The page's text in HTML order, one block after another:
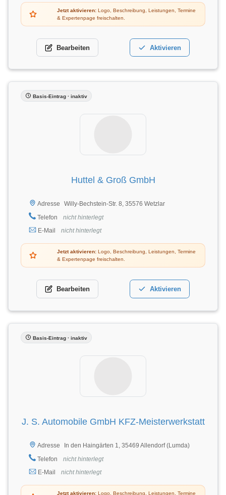
Jetzt aktivieren: Logo, Beschreibung, Leistungen, Termine
& Expertenpage freischalten.
Bearbeiten Aktivieren
Basis-Eintrag · inaktiv
Huttel & Groß GmbH
Adresse
Willy-Bechstein-Str. 8, 35576 Wetzlar
Telefon
nicht hinterlegt
E-Mail
nicht hinterlegt
Jetzt aktivieren: Logo, Beschreibung, Leistungen, Termine
& Expertenpage freischalten.
Bearbeiten Aktivieren
Basis-Eintrag · inaktiv
J. S. Automobile GmbH KFZ-Meisterwerkstatt
Adresse
In den Haingärten 1, 35469 Allendorf (Lumda)
Telefon
nicht hinterlegt
E-Mail
nicht hinterlegt
Jetzt aktivieren: Logo, Beschreibung, Leistungen, Termine